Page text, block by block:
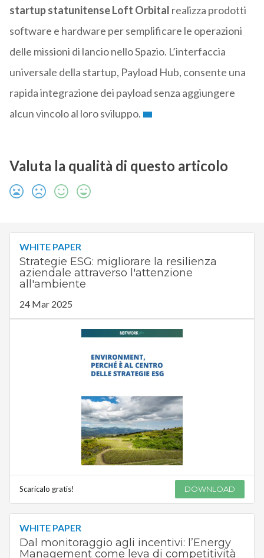
startup statunitense Loft Orbital realizza prodotti
software e hardware per semplificare le operazioni
delle missioni di lancio nello Spazio. L’interfaccia
universale della startup, Payload Hub, consente una
rapida integrazione dei payload senza aggiungere
alcun vincolo al loro sviluppo.
Valuta la qualità di questo articolo
WHITE PAPER
Strategie ESG: migliorare la resilienza
aziendale attraverso l'attenzione
all'ambiente
24 Mar 2025
Scaricalo gratis! DOWNLOAD
WHITE PAPER
Dal monitoraggio agli incentivi: l’Energy
Management come leva di competitività